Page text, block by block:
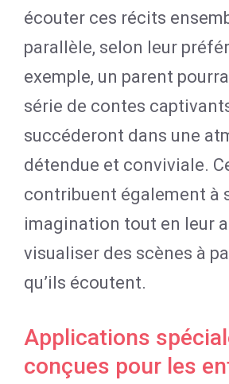
écouter ces récits
parallèle, selon leur
exemple, un parent
série de contes
succéderont dans une
détendue et conviviale.
contribuent également à
imagination tout en leur
visualiser des scènes à
qu’ils écoutent.
Applications
conçues pour les